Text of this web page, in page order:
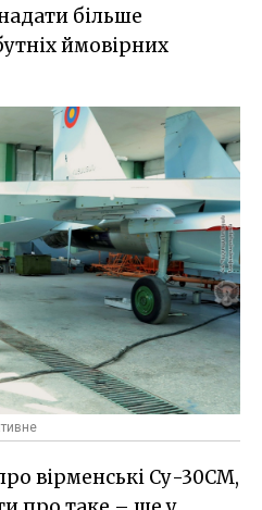
надати більше
ймовірних
вірменські Су-30СМ,